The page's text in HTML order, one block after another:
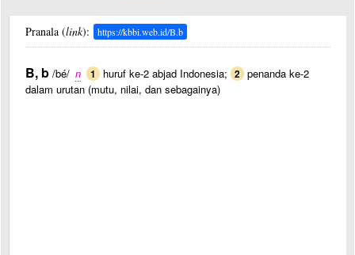
Pranala (link): https://kbbi.web.id/B.b
B, b /bé/ n 1 huruf ke-2 abjad Indonesia; 2 penanda ke-2
dalam urutan (mutu, nilai, dan sebagainya)